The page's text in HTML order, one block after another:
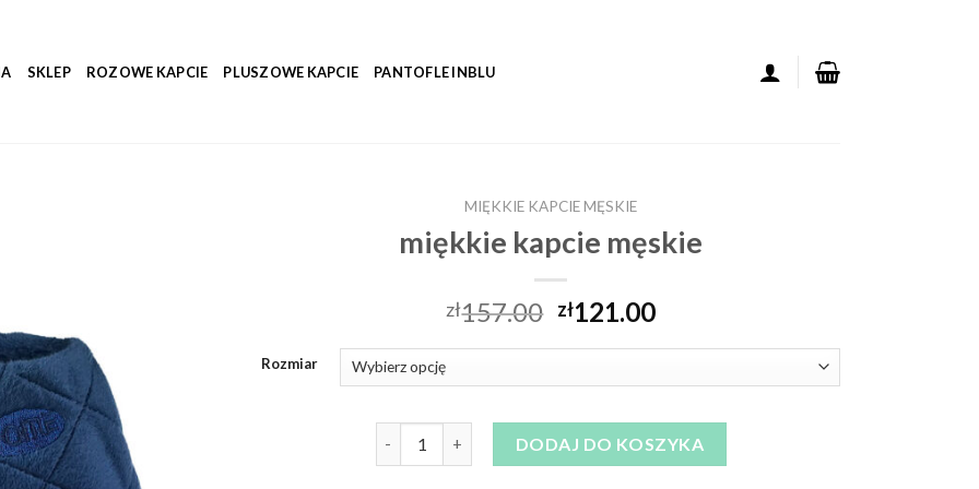
SKLEP ROZOWE KAPCIE PLUSZOWE KAPCIE PANTOFLE INBLU
MIĘKKIE KAPCIE MĘSKIE
miękkie kapcie męskie
zł157.00 zł121.00
Rozmiar
DODAJ DO KOSZYKA